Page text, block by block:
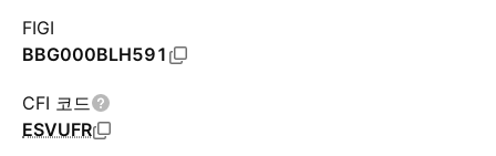
FIGI
BBG000BLH591
CFI 코드
ESVUFR